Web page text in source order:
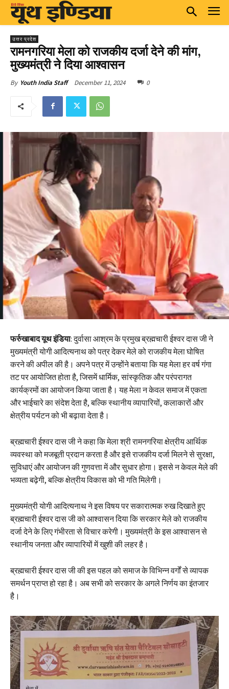
उत्तर प्रदेश
रामनगरिया मेला को राजकीय दर्जा देने की मांग,
मुख्यमंत्री ने दिया आश्वासन
By Youth India Staff December 11, 2024 0
फर्रुखाबाद यूथ इंडिया: दुर्वासा आश्रम के प्रमुख ब्रह्मचारी ईश्वर दास जी ने
मुख्यमंत्री योगी आदित्यनाथ को पत्र देकर मेले को राजकीय मेला घोषित
करने की अपील की है। अपने पत्र में उन्होंने बताया कि यह मेला हर वर्ष गंगा
तट पर आयोजित होता है, जिसमें धार्मिक, सांस्कृतिक और परंपरागत
कार्यक्रमों का आयोजन किया जाता है। यह मेला न केवल समाज में एकता
और भाईचारे का संदेश देता है, बल्कि स्थानीय व्यापारियों, कलाकारों और
क्षेत्रीय पर्यटन को भी बढ़ावा देता है।
ब्रह्मचारी ईश्वर दास जी ने कहा कि मेला श्री रामनगरिया क्षेत्रीय आर्थिक
व्यवस्था को मजबूती प्रदान करता है और इसे राजकीय दर्जा मिलने से सुरक्षा,
सुविधाएं और आयोजन की गुणवत्ता में और सुधार होगा। इससे न केवल मेले की
भव्यता बढ़ेगी, बल्कि क्षेत्रीय विकास को भी गति मिलेगी।
मुख्यमंत्री योगी आदित्यनाथ ने इस विषय पर सकारात्मक रुख दिखाते हुए
ब्रह्मचारी ईश्वर दास जी को आश्वासन दिया कि सरकार मेले को राजकीय
दर्जा देने के लिए गंभीरता से विचार करेगी। मुख्यमंत्री के इस आश्वासन से
स्थानीय जनता और व्यापारियों में खुशी की लहर है।
ब्रह्मचारी ईश्वर दास जी की इस पहल को समाज के विभिन्न वर्गों से व्यापक
समर्थन प्राप्त हो रहा है। अब सभी को सरकार के अगले निर्णय का इंतजार
है।